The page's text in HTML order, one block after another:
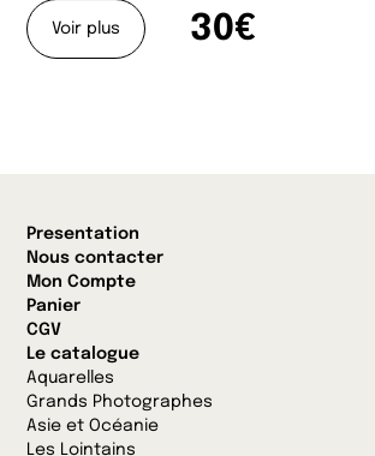
Voir plus 30€
Presentation
Nous contacter
Mon Compte
Panier
CGV
Le catalogue
Aquarelles
Grands Photographes
Asie et Océanie
Les Lointains